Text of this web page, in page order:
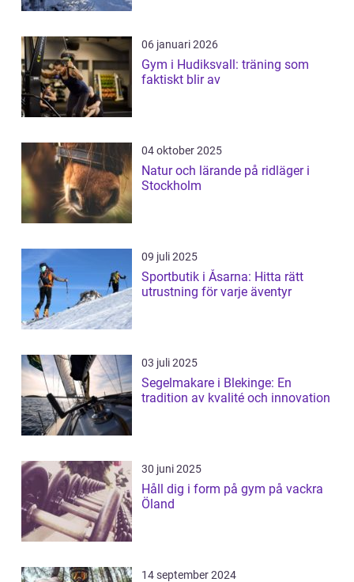
06 januari 2026
Gym i Hudiksvall: träning som
faktiskt blir av
04 oktober 2025
Natur och lärande på ridläger i
Stockholm
09 juli 2025
Sportbutik i Åsarna: Hitta rätt
utrustning för varje äventyr
03 juli 2025
Segelmakare i Blekinge: En
tradition av kvalité och innovation
30 juni 2025
Håll dig i form på gym på vackra
Öland
14 september 2024